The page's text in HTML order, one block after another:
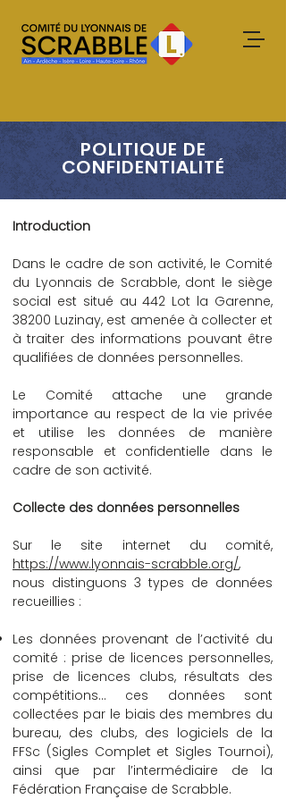
POLITIQUE DE
CONFIDENTIALITÉ
Introduction
Dans le cadre de son activité, le Comité
du Lyonnais de Scrabble, dont le siège
social est situé au 442 Lot la Garenne,
38200 Luzinay, est amenée à collecter et
à traiter des informations pouvant être
qualifiées de données personnelles.
Le Comité attache une grande
importance au respect de la vie privée
et utilise les données de manière
responsable et confidentielle dans le
cadre de son activité.
Collecte des données personnelles
Sur le site internet du comité,
https://www.lyonnais-scrabble.org/,
nous distinguons 3 types de données
recueillies :
Les données provenant de l’activité du
comité : prise de licences personnelles,
prise de licences clubs, résultats des
compétitions… ces données sont
collectées par le biais des membres du
bureau, des clubs, des logiciels de la
FFSc (Sigles Complet et Sigles Tournoi),
ainsi que par l’intermédiaire de la
Fédération Française de Scrabble.